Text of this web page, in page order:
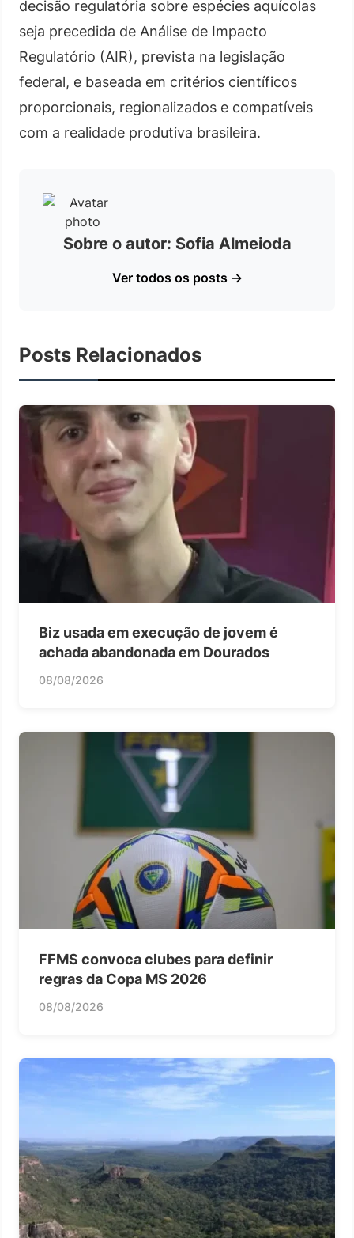
decisão regulatória sobre espécies aquícolas
seja precedida de Análise de Impacto
Regulatório (AIR), prevista na legislação
federal, e baseada em critérios científicos
proporcionais, regionalizados e compatíveis
com a realidade produtiva brasileira.
Sobre o autor: Sofia Almeioda
Ver todos os posts →
Posts Relacionados
Biz usada em execução de jovem é
achada abandonada em Dourados
08/08/2026
FFMS convoca clubes para definir
regras da Copa MS 2026
08/08/2026